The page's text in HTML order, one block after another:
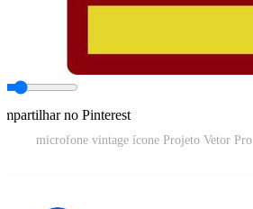
no Pinterest
microfone vintage ícone Projeto Vetor Pro